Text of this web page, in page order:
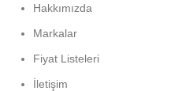
Hakkımızda
Markalar
Fiyat Listeleri
İletişim